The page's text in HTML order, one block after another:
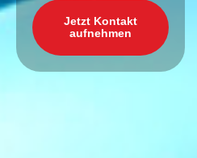
Jetzt Kontakt
aufnehmen